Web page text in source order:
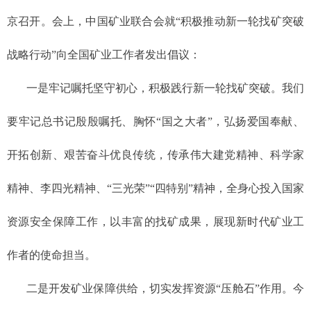
京召开。会上，中国矿业联合会就“积极推动新一轮找矿突破
战略行动”向全国矿业工作者发出倡议：
一是牢记嘱托坚守初心，积极践行新一轮找矿突破。我们
要牢记总书记殷殷嘱托、胸怀“国之大者”，弘扬爱国奉献、
开拓创新、艰苦奋斗优良传统，传承伟大建党精神、科学家
精神、李四光精神、“三光荣”“四特别”精神，全身心投入国家
资源安全保障工作，以丰富的找矿成果，展现新时代矿业工
作者的使命担当。
二是开发矿业保障供给，切实发挥资源“压舱石”作用。今